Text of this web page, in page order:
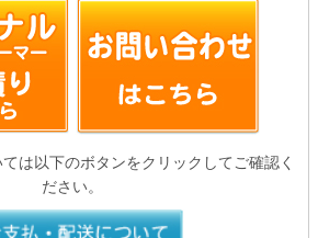
は以下のボタンをクリックしてご確認く
ださい。